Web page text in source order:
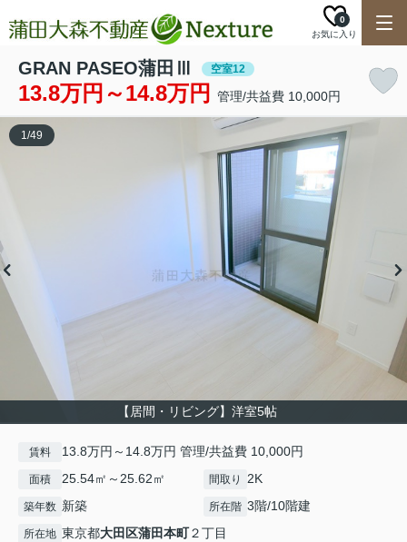
お気に入り
0
GRAN PASEO蒲田Ⅲ 空室12
13.8万円～14.8万円 管理/共益費 10,000円
【居間・リビング】洋室5帖
1/49
賃料 13.8万円～14.8万円 管理/共益費 10,000円
面積 25.54㎡～25.62㎡ 間取り 2K
築年数 新築 所在階 3階/10階建
所在地 東京都大田区蒲田本町２丁目